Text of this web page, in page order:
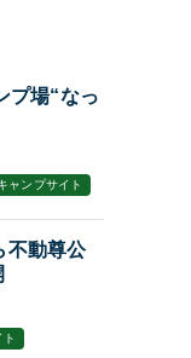
プ場“なっ
ャンプサイト
不動尊公